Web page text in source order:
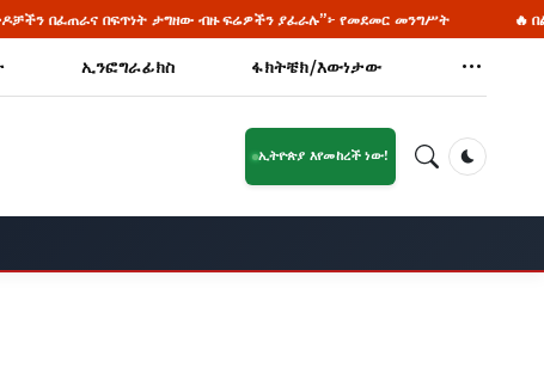
ፍሬዎችን ያፈራሉ”፦ የመደመር መንግሥት 🔥 በልጅነቱ የዩኒቨርሲቲ ፕሮፌሰር የሆነው
ኢንፎግራፊክስ ፋክትቼክ/እውነታው
ኢትዮጵያ እየመከረች ነው!
Dark